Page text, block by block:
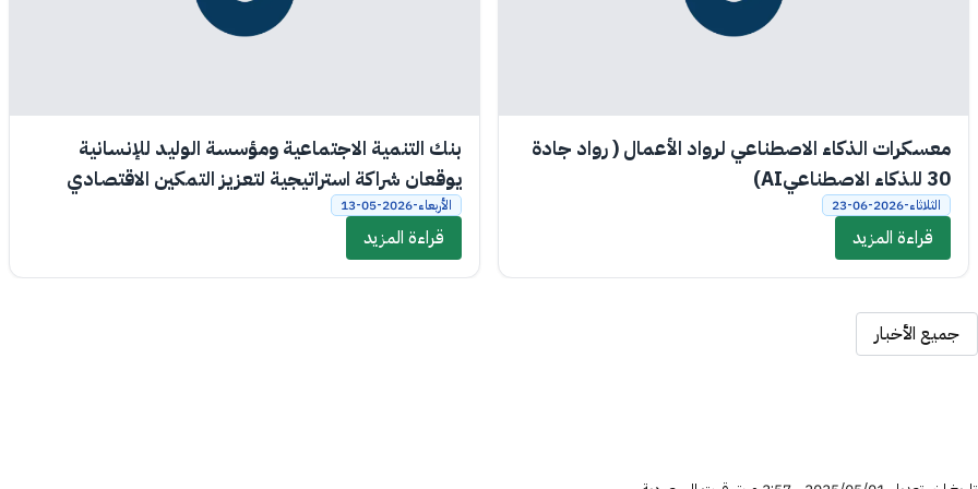
معسكرات الذكاء الاصطناعي لرواد الأعمال ( رواد جادة
30 للذكاء الاصطناعيAI)
الثلاثاء-2026-06-23
قراءة المزيد
بنك التنمية الاجتماعية ومؤسسة الوليد للإنسانية
يوقعان شراكة استراتيجية لتعزيز التمكين الاقتصادي
والاجتماعي
الأربعاء-2026-05-13
قراءة المزيد
جميع الأخبار